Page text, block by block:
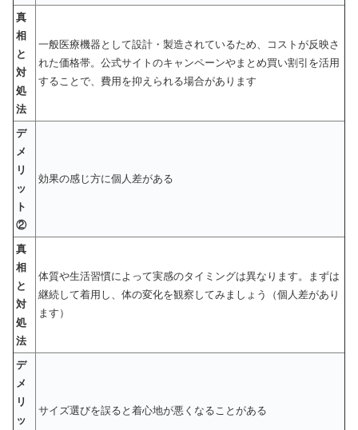
真
相
と
対
処
法
一般医療機器として設計・製造されているため、コストが反映さ
れた価格帯。公式サイトのキャンペーンやまとめ買い割引を活用
することで、費用を抑えられる場合があります
デ
メ
リ
ッ
ト
②
効果の感じ方に個人差がある
真
相
と
対
処
法
体質や生活習慣によって実感のタイミングは異なります。まずは
継続して着用し、体の変化を観察してみましょう（個人差があり
ます）
デ
メ
リ
ッ
サイズ選びを誤ると着心地が悪くなることがある